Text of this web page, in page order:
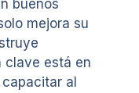
buenos
mejora su
clave está en
al